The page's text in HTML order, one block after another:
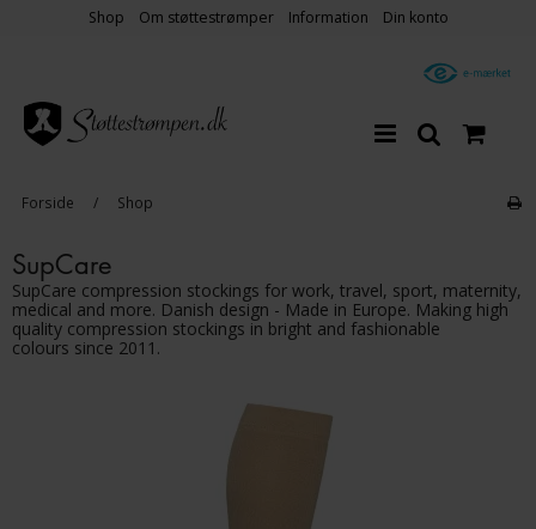
Shop Om støttestrømper Information Din konto
Forside / Shop
SupCare
SupCare compression stockings for work, travel, sport, maternity,
medical and more. Danish design - Made in Europe. Making high
quality compression stockings in bright and fashionable
colours since 2011.